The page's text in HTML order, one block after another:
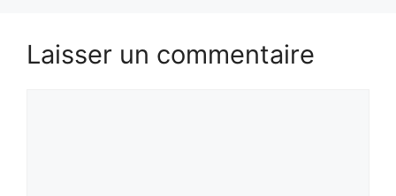
Laisser un commentaire